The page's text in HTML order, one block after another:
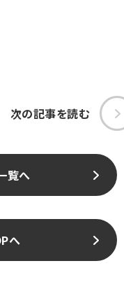
次の記事を読む
覧へ
へ